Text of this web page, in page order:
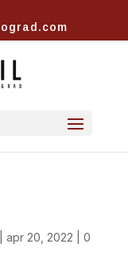
apr 20, 2022
0